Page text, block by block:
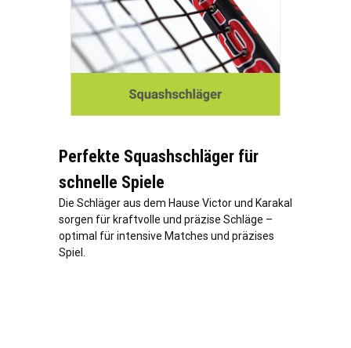
Perfekte Squashschläger für
schnelle Spiele
Die Schläger aus dem Hause Victor und Karakal
sorgen für kraftvolle und präzise Schläge –
optimal für intensive Matches und präzises
Spiel.